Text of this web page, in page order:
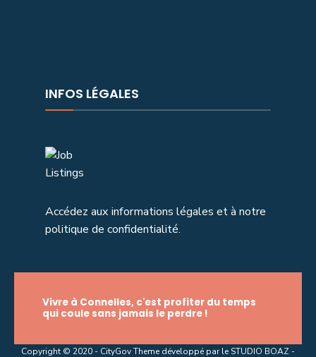
INFOS LÉGALES
Accédez aux informations légales et à notre
politique de confidentialité.
Vivre à Connelles, c'est profiter du temps
qui coule sans jamais le perdre !
Copyright © 2020 - CityGov Theme développé par le STUDIO BOAZ -